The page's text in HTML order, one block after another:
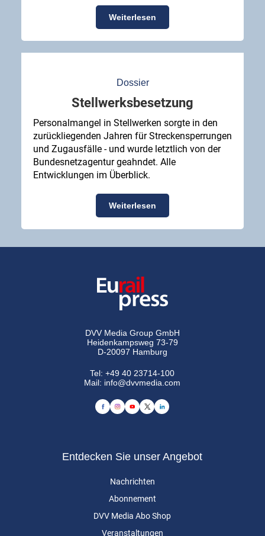
Weiterlesen
Dossier
Stellwerksbesetzung
Personalmangel in Stellwerken sorgte in den
zurückliegenden Jahren für Streckensperrungen
und Zugausfälle - und wurde letztlich von der
Bundesnetzagentur geahndet. Alle
Entwicklungen im Überblick.
Weiterlesen
DVV Media Group GmbH
Heidenkampsweg 73-79
D-20097 Hamburg
Tel:+49 40 23714-100
Mail: info@dvvmedia.com
Entdecken Sie unser Angebot
Nachrichten
Abonnement
DVV Media Abo Shop
Veranstaltungen